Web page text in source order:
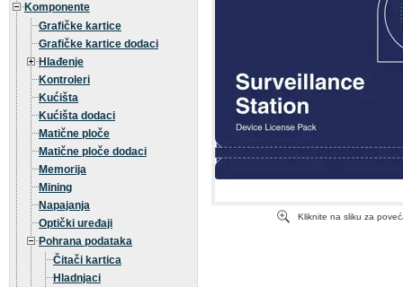
Komponente
Grafičke kartice
Grafičke kartice dodaci
Hlađenje
Kontroleri
Kućišta
Kućišta dodaci
Matične ploče
Matične ploče dodaci
Memorija
Mining
Napajanja
Optički uređaji
Pohrana podataka
Čitači kartica
Hladnjaci
Kliknite na sliku za